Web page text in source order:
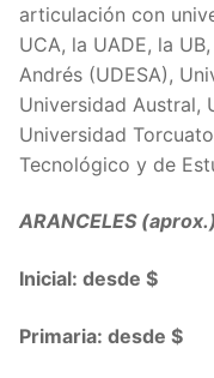
articulación con
UCA, la UADE, la
Andrés (UDESA),
Universidad Austral,
Universidad
Tecnológico y de
ARANCELES
Inicial: desde $
Primaria: desde $